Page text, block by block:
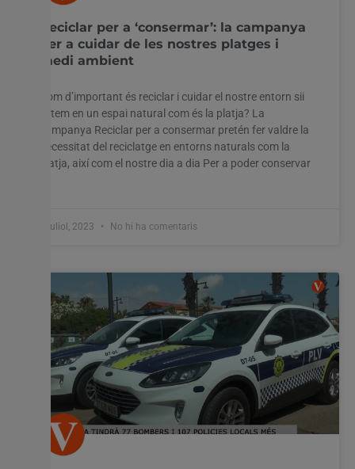
Reciclar per a ‘consermar’: la campanya
per a cuidar de les nostres platges i
medi ambient
Com d’important és reciclar i cuidar el nostre entorn sii
estem en un espai natural com és la platja? La
campanya Reciclar per a consermar pretén fer valdre la
necessitat del reciclatge en entorns naturals com la
platja, així com el nostre dia a dia Per a poder conservar
6 juliol, 2023 No hi ha comentaris